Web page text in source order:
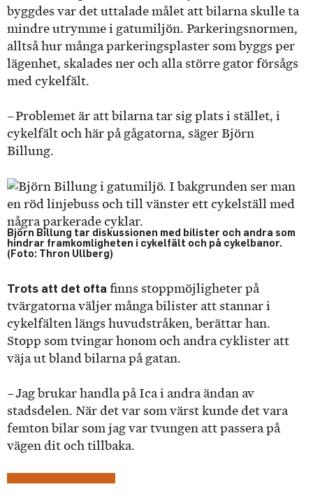
byggdes var det uttalade målet att bilarna skulle ta
mindre utrymme i gatumiljön. Parkeringsnormen,
alltså hur många parkeringsplaster som byggs per
lägenhet, skalades ner och alla större gator försågs
med cykelfält.
– Problemet är att bilarna tar sig plats i stället, i
cykelfält och här på gågatorna, säger Björn
Billung.
Björn Billung tar diskussionen med bilister och andra som
hindrar framkomligheten i cykelfält och på cykelbanor.
(Foto: Thron Ullberg)
Trots att det ofta finns stoppmöjligheter på
tvärgatorna väljer många bilister att stannar i
cykelfälten längs huvudstråken, berättar han.
Stopp som tvingar honom och andra cyklister att
väja ut bland bilarna på gatan.
– Jag brukar handla på Ica i andra ändan av
stadsdelen. När det var som värst kunde det vara
femton bilar som jag var tvungen att passera på
vägen dit och tillbaka.